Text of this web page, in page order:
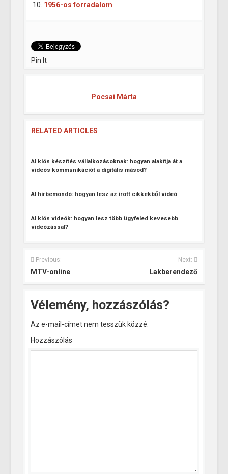
1956-os forradalom
Pin It
Pocsai Márta
RELATED ARTICLES
AI klón készítés vállalkozásoknak: hogyan alakítja át a
videós kommunikációt a digitális másod?
AI hírbemondó: hogyan lesz az írott cikkekből videó
AI klón videók: hogyan lesz több ügyfeled kevesebb
videózással?
Previous:
MTV-online
Next:
Lakberendező
Vélemény, hozzászólás?
Az e-mail-címet nem tesszük közzé.
Hozzászólás